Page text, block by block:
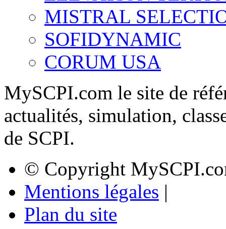
MISTRAL
SOFIDYNAMIC
CORUM USA
MySCPI.com le site de
actualités, simulation,
de SCPI.
© Copyright
Mentions légales |
Plan du site